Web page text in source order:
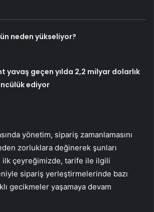
neden yükseliyor?
yavaş geçen yılda 2,2 milyar dolarlık
ediyor
yönetim, sipariş zamanlamasını
zorluklara değinerek şunları
ilk çeyreğimizde, tarife ile ilgili
sipariş yerleştirmelerinde bazı
gecikmeler yaşamaya devam